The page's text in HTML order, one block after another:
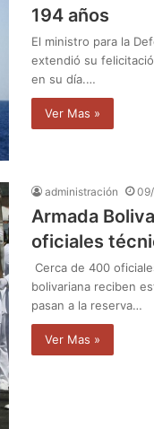
194 años
El ministro para la
extendió su
en su día.…
Ver Mas »
administración
Armada
oficiales
Cerca de 400
bolivariana reciben
pasan a la reserva…
Ver Mas »